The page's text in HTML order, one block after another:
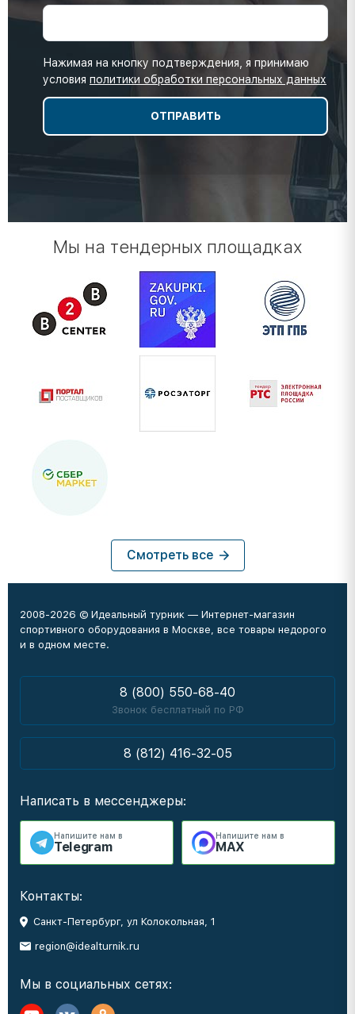
Нажимая на кнопку подтверждения, я принимаю
условия политики обработки персональных данных
Мы на тендерных площадках
Смотреть все
2008-2026 © Идеальный турник — Интернет-магазин
спортивного оборудования в Москве, все товары недорого
и в одном месте.
8 (800) 550-68-40
Звонок бесплатный по РФ
8 (812) 416-32-05
Написать в мессенджеры:
Напишите нам в
Telegram
Напишите нам в
MAX
Контакты:
Санкт-Петербург, ул Колокольная, 1
region@idealturnik.ru
Мы в социальных сетях: